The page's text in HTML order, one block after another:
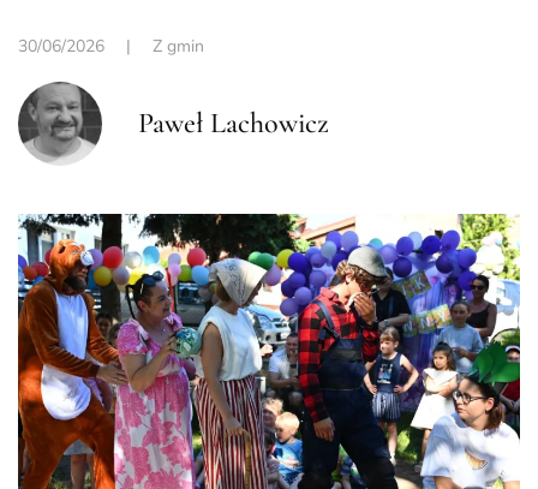
30/06/2026 | Z gmin
Paweł Lachowicz